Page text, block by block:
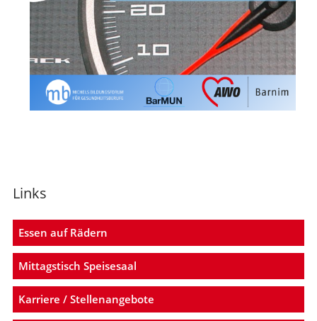
Links
Essen auf Rädern
Mittagstisch Speisesaal
Karriere / Stellenangebote